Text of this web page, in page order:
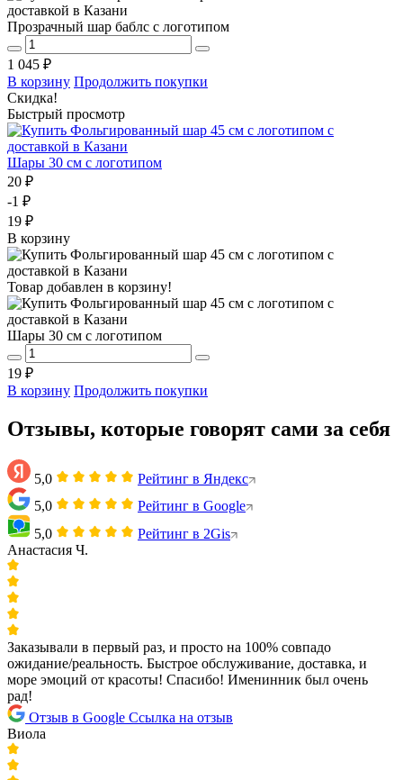
Прозрачный шар баблс с логотипом
1 045 ₽
В корзину Продолжить покупки
Скидка!
Быстрый просмотр
Шары 30 см с логотипом
20 ₽
-1 ₽
19 ₽
В корзину
Товар добавлен в корзину!
Шары 30 см с логотипом
19 ₽
В корзину Продолжить покупки
Отзывы, которые говорят сами за себя
5,0
Рейтинг в Яндекс
5,0
Рейтинг в Google
5,0
Рейтинг в 2Gis
Анастасия Ч.
Заказывали в первый раз, и просто на 100% совпадо
ожидание/реальность. Быстрое обслуживание, доставка, и
море эмоций от красоты! Спасибо! Именинник был очень
рад!
Отзыв в Google Ссылка на отзыв
Виола